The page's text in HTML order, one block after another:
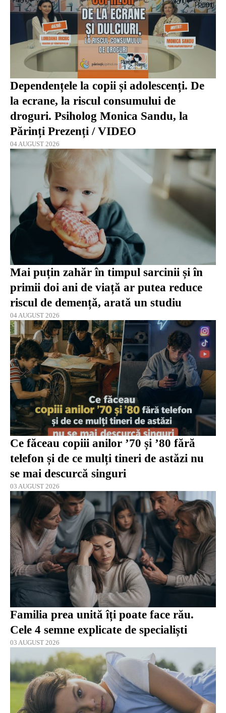
Dependențele la copii și adolescenți. De
la ecrane, la riscul consumului de
droguri. Psiholog Monica Sandu, la
Părinți Prezenți / VIDEO
04 AUGUST 2026
Mai puțin zahăr în timpul sarcinii și în
primii doi ani de viață ar putea reduce
riscul de demență, arată un studiu
04 AUGUST 2026
Ce făceau copiii anilor ’70 și ’80 fără
telefon și de ce mulți tineri de astăzi nu
se mai descurcă singuri
03 AUGUST 2026
Familia prea unită îți poate face rău.
Cele 4 semne explicate de specialiști
03 AUGUST 2026